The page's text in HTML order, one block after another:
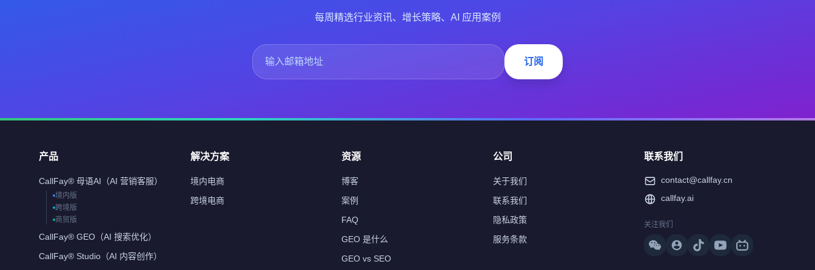
每周精选行业资讯、增长策略、AI 应用案例
订阅
产品
CallFay® 母语AI（AI 营销客服）
境内版
跨境版
商贸版
CallFay® GEO（AI 搜索优化）
CallFay® Studio（AI 内容创作）
解决方案
境内电商
跨境电商
资源
博客
案例
FAQ
GEO 是什么
GEO vs SEO
公司
关于我们
联系我们
隐私政策
服务条款
联系我们
contact@callfay.cn
callfay.ai
关注我们